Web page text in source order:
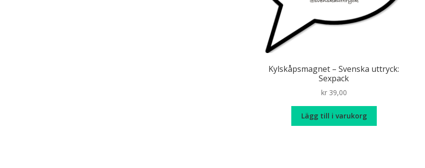
Kylskåpsmagnet – Svenska uttryck:
Sexpack
kr39,00
Lägg till i varukorg